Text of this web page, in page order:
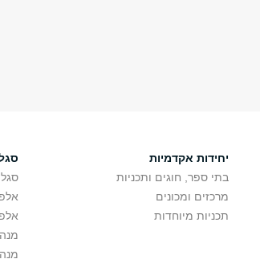
יחידות אקדמיות
בתי ספר, חוגים ותכניות
מרכזים ומכונים
תכניות מיוחדות
סגל